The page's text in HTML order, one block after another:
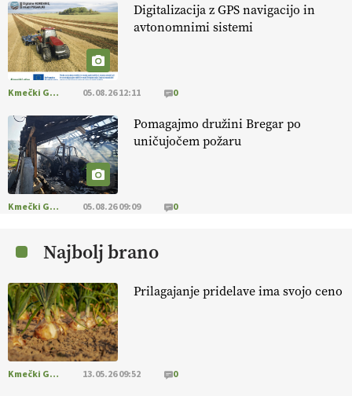
[EKOloško = LOGIČNO
aronije
v dobrem desetletju zrasla v uspešno kmetijsko in
podjetniško zgodbo.
#IMCAP #CAP https://t.co/xp1oihBDaJ
[EKOloško = LOGIČNO
v tujini
. Zato je ekološka pridelava odlična priložnost za slovenske
vinarje
. VEČ
https://t.co/XAe9EbeAbK @EUAgri #IMCAP #CAP
https://t.co/01qpoeLyNP
kmetijstva in uspešno prenovo kmetij
. VEČ
https://t.co/RRn8unbwXp @EUAgri #IMCAP #CAP
https://t.co/mnLHFv2VuP
Ekološka reja kokoši skrbi za živali
Digitalizacija z GPS navigacijo in
avtonomnimi sistemi
Kmečki Glas 05.08.26 12:11 0
Pomagajmo družini Bregar po
uničujočem požaru
Kmečki Glas 05.08.26 09:09 0
Najbolj brano
Prilagajanje pridelave ima svojo ceno
Kmečki Glas 13.05.26 09:52 0